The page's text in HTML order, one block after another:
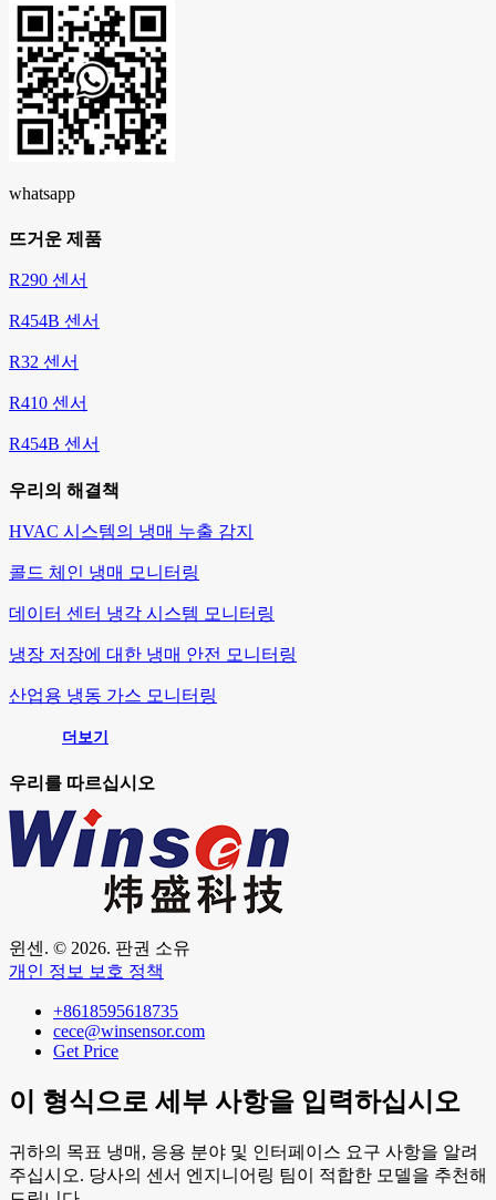
whatsapp
뜨거운 제품
R290 센서
R454B 센서
R32 센서
R410 센서
R454B 센서
우리의 해결책
HVAC 시스템의 냉매 누출 감지
콜드 체인 냉매 모니터링
데이터 센터 냉각 시스템 모니터링
냉장 저장에 대한 냉매 안전 모니터링
산업용 냉동 가스 모니터링
더보기
우리를 따르십시오
윈센. © 2026. 판권 소유
개인 정보 보호 정책
+8618595618735
cece@winsensor.com
Get Price
이 형식으로 세부 사항을 입력하십시오
귀하의 목표 냉매, 응용 분야 및 인터페이스 요구 사항을 알려
주십시오. 당사의 센서 엔지니어링 팀이 적합한 모델을 추천해